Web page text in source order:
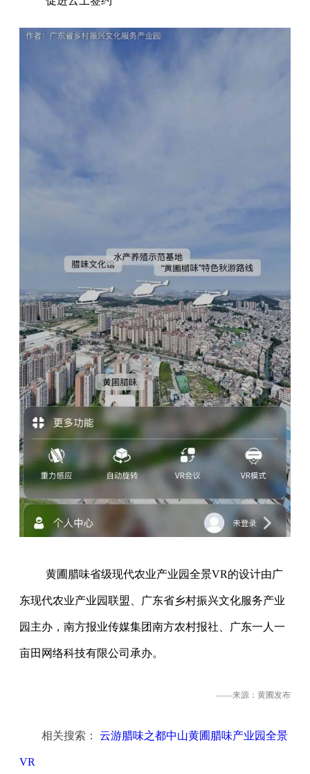
黄圃腊味省级现代农业产业园全景VR的设计由广
东现代农业产业园联盟、广东省乡村振兴文化服务产业
园主办，南方报业传媒集团南方农村报社、广东一人一
亩田网络科技有限公司承办。
——来源：黄圃发布
相关搜索： 云游腊味之都中山黄圃腊味产业园全景
VR